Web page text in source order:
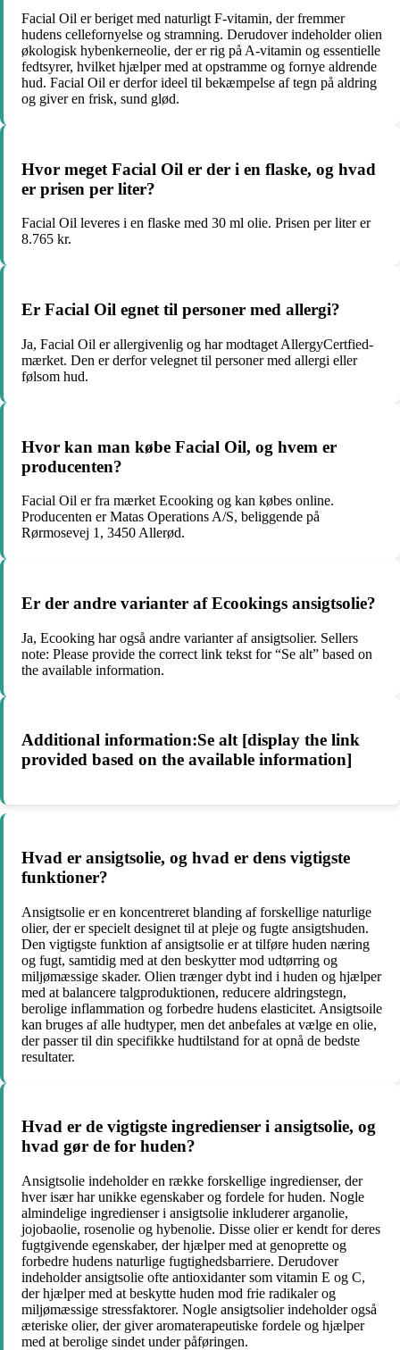
Facial Oil er beriget med naturligt F-vitamin, der fremmer
hudens cellefornyelse og stramning. Derudover indeholder olien
økologisk hybenkerneolie, der er rig på A-vitamin og essentielle
fedtsyrer, hvilket hjælper med at opstramme og fornye aldrende
hud. Facial Oil er derfor ideel til bekæmpelse af tegn på aldring
og giver en frisk, sund glød.
Hvor meget Facial Oil er der i en flaske, og hvad
er prisen per liter?
Facial Oil leveres i en flaske med 30 ml olie. Prisen per liter er
8.765 kr.
Er Facial Oil egnet til personer med allergi?
Ja, Facial Oil er allergivenlig og har modtaget AllergyCertfied-
mærket. Den er derfor velegnet til personer med allergi eller
følsom hud.
Hvor kan man købe Facial Oil, og hvem er
producenten?
Facial Oil er fra mærket Ecooking og kan købes online.
Producenten er Matas Operations A/S, beliggende på
Rørmosevej 1, 3450 Allerød.
Er der andre varianter af Ecookings ansigtsolie?
Ja, Ecooking har også andre varianter af ansigtsolier. Sellers
note: Please provide the correct link tekst for “Se alt” based on
the available information.
Additional information:Se alt [display the link
provided based on the available information]
Hvad er ansigtsolie, og hvad er dens vigtigste
funktioner?
Ansigtsolie er en koncentreret blanding af forskellige naturlige
olier, der er specielt designet til at pleje og fugte ansigtshuden.
Den vigtigste funktion af ansigtsolie er at tilføre huden næring
og fugt, samtidig med at den beskytter mod udtørring og
miljømæssige skader. Olien trænger dybt ind i huden og hjælper
med at balancere talgproduktionen, reducere aldringstegn,
berolige inflammation og forbedre hudens elasticitet. Ansigtsoile
kan bruges af alle hudtyper, men det anbefales at vælge en olie,
der passer til din specifikke hudtilstand for at opnå de bedste
resultater.
Hvad er de vigtigste ingredienser i ansigtsolie, og
hvad gør de for huden?
Ansigtsolie indeholder en række forskellige ingredienser, der
hver især har unikke egenskaber og fordele for huden. Nogle
almindelige ingredienser i ansigtsolie inkluderer arganolie,
jojobaolie, rosenolie og hybenolie. Disse olier er kendt for deres
fugtgivende egenskaber, der hjælper med at genoprette og
forbedre hudens naturlige fugtighedsbarriere. Derudover
indeholder ansigtsolie ofte antioxidanter som vitamin E og C,
der hjælper med at beskytte huden mod frie radikaler og
miljømæssige stressfaktorer. Nogle ansigtsolier indeholder også
æteriske olier, der giver aromaterapeutiske fordele og hjælper
med at berolige sindet under påføringen.